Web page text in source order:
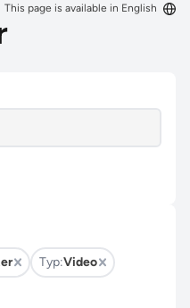
This page is available in English
Typ:Video